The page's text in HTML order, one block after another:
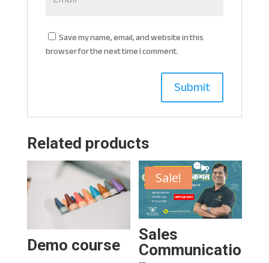
Save my name, email, and website in this
browser for the next time I comment.
Related products
Demo course
Sale!
Sales
Communicatio